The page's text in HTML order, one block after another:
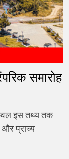
समारोह
इस तथ्य तक
और प्राच्य